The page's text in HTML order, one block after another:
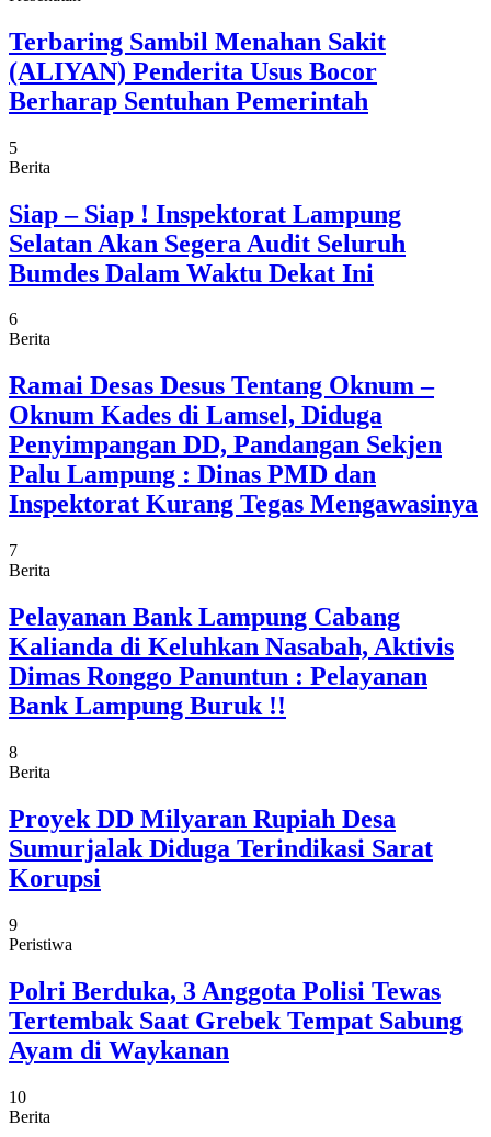
Terbaring Sambil Menahan Sakit
(ALIYAN) Penderita Usus Bocor
Berharap Sentuhan Pemerintah
5
Berita
Siap – Siap ! Inspektorat Lampung
Selatan Akan Segera Audit Seluruh
Bumdes Dalam Waktu Dekat Ini
6
Berita
Ramai Desas Desus Tentang Oknum –
Oknum Kades di Lamsel, Diduga
Penyimpangan DD, Pandangan Sekjen
Palu Lampung : Dinas PMD dan
Inspektorat Kurang Tegas Mengawasinya
7
Berita
Pelayanan Bank Lampung Cabang
Kalianda di Keluhkan Nasabah, Aktivis
Dimas Ronggo Panuntun : Pelayanan
Bank Lampung Buruk !!
8
Berita
Proyek DD Milyaran Rupiah Desa
Sumurjalak Diduga Terindikasi Sarat
Korupsi
9
Peristiwa
Polri Berduka, 3 Anggota Polisi Tewas
Tertembak Saat Grebek Tempat Sabung
Ayam di Waykanan
10
Berita